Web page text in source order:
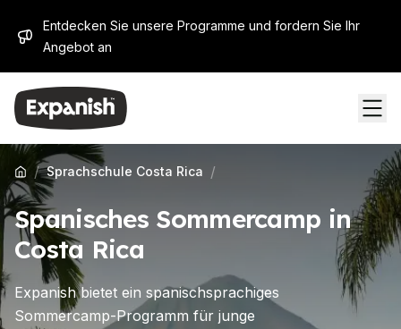
Entdecken Sie unsere Programme und fordern Sie Ihr
Angebot an
/ Sprachschule Costa Rica /
Spanisches Sommercamp in
Costa Rica
Expanish bietet ein spanischsprachiges
Sommercamp-Programm für junge